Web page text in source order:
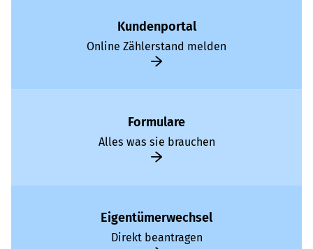
Kundenportal
Online Zählerstand melden
Formulare
Alles was sie brauchen
Eigentümerwechsel
Direkt beantragen